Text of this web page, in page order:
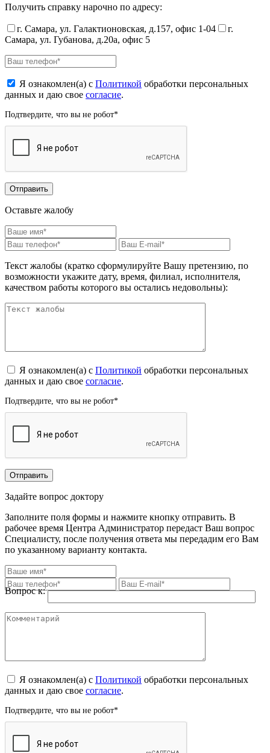
Получить справку нарочно по адресу:
г. Самара, ул. Галактионовская, д.157, офис 1-04
г.
Самара, ул. Губанова, д.20а, офис 5
Я ознакомлен(а) с Политикой обработки персональных
данных и даю свое согласие.
Подтвердите, что вы не робот*
Оставьте жалобу
Текст жалобы (кратко сформулируйте Вашу претензию, по
возможности укажите дату, время, филиал, исполнителя,
качеством работы которого вы остались недовольны):
Я ознакомлен(а) с Политикой обработки персональных
данных и даю свое согласие.
Подтвердите, что вы не робот*
Задайте вопрос доктору
Заполните поля формы и нажмите кнопку отправить. В
рабочее время Центра Администратор передаст Ваш вопрос
Специалисту, после получения ответа мы передадим его Вам
по указанному варианту контакта.
Вопрос к:
Я ознакомлен(а) с Политикой обработки персональных
данных и даю свое согласие.
Подтвердите, что вы не робот*